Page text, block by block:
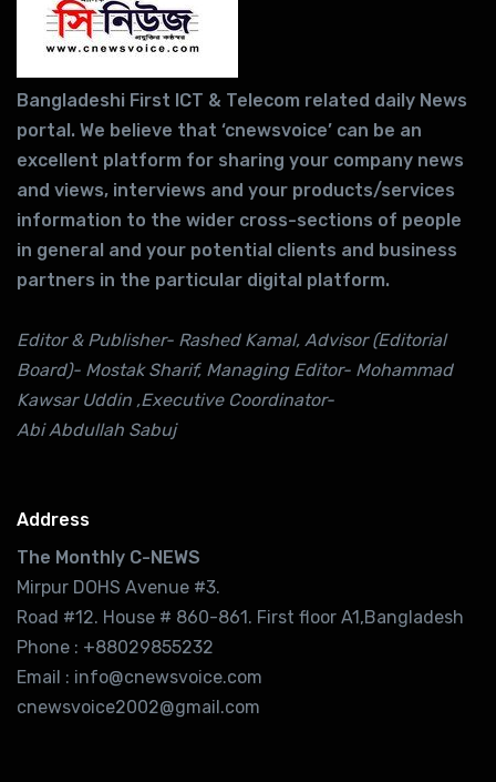
Bangladeshi First ICT & Telecom related daily News
portal. We believe that ‘cnewsvoice’ can be an
excellent platform for sharing your company news
and views, interviews and your products/services
information to the wider cross-sections of people
in general and your potential clients and business
partners in the particular digital platform.
Editor & Publisher- Rashed Kamal, Advisor (Editorial
Board)- Mostak Sharif, Managing Editor- Mohammad
Kawsar Uddin ,Executive Coordinator-
Abi Abdullah Sabuj
Address
The Monthly C-NEWS
Mirpur DOHS Avenue #3.
Road #12. House # 860-861. First floor A1,Bangladesh
Phone : +88029855232
Email : info@cnewsvoice.com
cnewsvoice2002@gmail.com